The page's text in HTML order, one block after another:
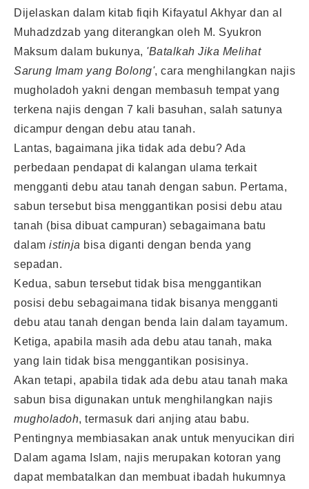
Dijelaskan dalam kitab fiqih Kifayatul Akhyar dan al
Muhadzdzab yang diterangkan oleh M. Syukron
Maksum dalam bukunya, 'Batalkah Jika Melihat
Sarung Imam yang Bolong', cara menghilangkan najis
mugholadoh yakni dengan membasuh tempat yang
terkena najis dengan 7 kali basuhan, salah satunya
dicampur dengan debu atau tanah.
Lantas, bagaimana jika tidak ada debu? Ada
perbedaan pendapat di kalangan ulama terkait
mengganti debu atau tanah dengan sabun. Pertama,
sabun tersebut bisa menggantikan posisi debu atau
tanah (bisa dibuat campuran) sebagaimana batu
dalam istinja bisa diganti dengan benda yang
sepadan.
Kedua, sabun tersebut tidak bisa menggantikan
posisi debu sebagaimana tidak bisanya mengganti
debu atau tanah dengan benda lain dalam tayamum.
Ketiga, apabila masih ada debu atau tanah, maka
yang lain tidak bisa menggantikan posisinya.
Akan tetapi, apabila tidak ada debu atau tanah maka
sabun bisa digunakan untuk menghilangkan najis
mugholadoh, termasuk dari anjing atau babu.
Pentingnya membiasakan anak untuk menyucikan diri
Dalam agama Islam, najis merupakan kotoran yang
dapat membatalkan dan membuat ibadah hukumnya